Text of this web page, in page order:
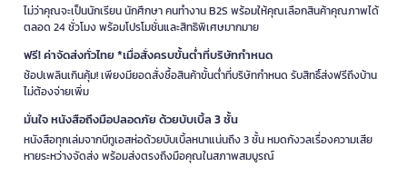
ไม่ว่าคุณจะเป็นนักเรียน นักศึกษา คนทำงาน B2S พร้อมให้คุณเลือกสินค้าคุณภาพได้
ตลอด 24 ชั่วโมง พร้อมโปรโมชั่นและสิทธิพิเศษมากมาย
ฟรี! ค่าจัดส่งทั่วไทย *เมื่อสั่งครบขั้นต่ำที่บริษัทกำหนด
ช้อปเพลินเกินคุ้ม! เพียงมียอดสั่งซื้อสินค้าขั้นต่ำที่บริษัทกำหนด รับสิทธิ์ส่งฟรีถึงบ้าน
ไม่ต้องจ่ายเพิ่ม
มั่นใจ หนังสือถึงมือปลอดภัย ด้วยบับเบิ้ล 3 ชั้น
หนังสือทุกเล่มจากบีทูเอสห่อด้วยบับเบิ้ลหนาแน่นถึง 3 ชั้น หมดกังวลเรื่องความเสีย
หายระหว่างจัดส่ง พร้อมส่งตรงถึงมือคุณในสภาพสมบูรณ์